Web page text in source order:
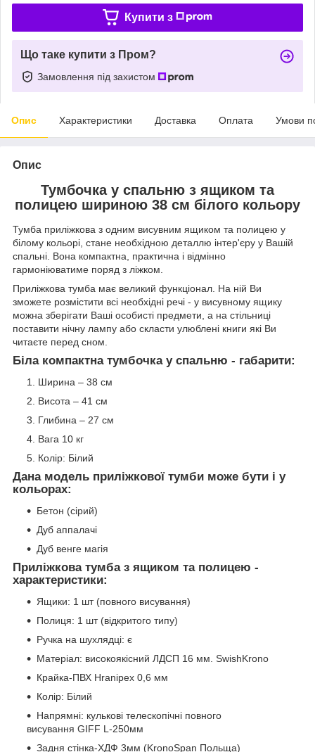
Купити з
Що таке купити з Пром?
Замовлення під захистом
Опис Характеристики Доставка Оплата Умови
Опис
Тумбочка у спальню з ящиком та
полицею шириною 38 см білого кольору
Тумба приліжкова з одним висувним ящиком та полицею у
білому кольорі, стане необхідною деталлю інтер'єру у Вашій
спальні. Вона компактна, практична і відмінно
гармоніюватиме поряд з ліжком.
Приліжкова тумба має великий функціонал. На ній Ви
зможете розмістити всі необхідні речі - у висувному ящику
можна зберігати Ваші особисті предмети, а на стільниці
поставити нічну лампу або скласти улюблені книги які Ви
читаєте перед сном.
Біла компактна тумбочка у спальню - габарити:
Ширина – 38 см
Висота – 41 см
Глибина – 27 см
Вага 10 кг
Колір: Білий
Дана модель приліжкової тумби може бути і у
кольорах:
Бетон (сірий)
Дуб аппалачі
Дуб венге магія
Приліжкова тумба з ящиком та полицею -
характеристики:
Ящики: 1 шт (повного висування)
Полиця: 1 шт (відкритого типу)
Ручка на шухлядці: є
Матеріал: високоякісний ЛДСП 16 мм. SwishKrono
Крайка-ПВХ Hranipex 0,6 мм
Колір: Білий
Напрямні: кулькові телескопічні повного
висування GIFF L-250мм
Задня стінка-ХДФ 3мм (KronoSpan Польща)